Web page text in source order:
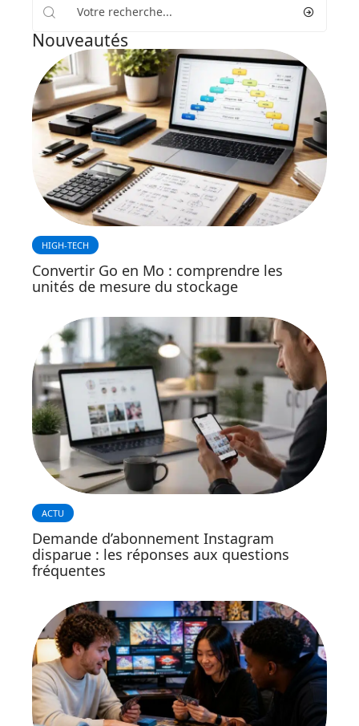
Nouveautés
HIGH-TECH
Convertir Go en Mo : comprendre les
unités de mesure du stockage
ACTU
Demande d’abonnement Instagram
disparue : les réponses aux questions
fréquentes